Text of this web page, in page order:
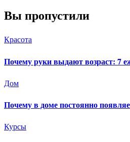
Вы пропустили
Красота
Почему руки выдают возраст: 7
Дом
Почему в доме постоянно
Курсы